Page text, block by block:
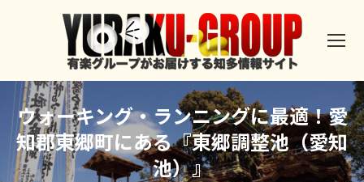
ウォーキング・ランニングに最適！愛
知郡東郷町にある『東郷調整池（愛知
池）』